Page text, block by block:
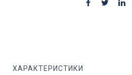
ХАРАКТЕРИСТИКИ